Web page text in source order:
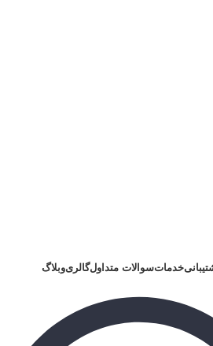
خدماتسوالات متداولگالریوبلاگ